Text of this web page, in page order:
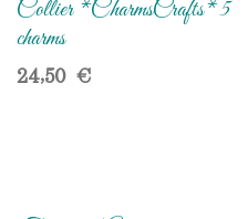
Collier *CharmsCrafts* 5
charms
24,50€